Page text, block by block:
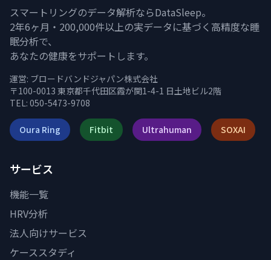
スマートリングのデータ解析ならDataSleep。
2年6ヶ月・200,000件以上の実データに基づく高精度な睡
眠分析で、
あなたの健康をサポートします。
運営: ブロードバンドジャパン株式会社
〒100-0013 東京都千代田区霞が関1-4-1 日土地ビル2階
TEL: 050-5473-9708
Oura Ring Fitbit Ultrahuman SOXAI
サービス
機能一覧
HRV分析
法人向けサービス
ケーススタディ